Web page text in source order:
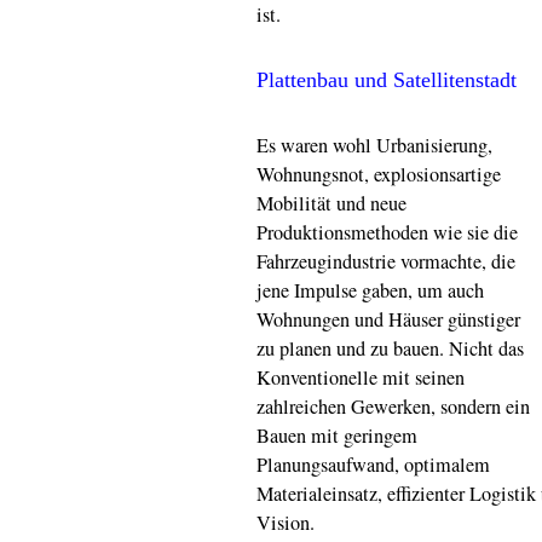
ist.
Plattenbau und Satellitenstadt
Es waren wohl Urbanisierung,
Wohnungsnot, explosionsartige
Mobilität und neue
Produktionsmethoden wie sie die
Fahrzeugindustrie vormachte, die
jene Impulse gaben, um auch
Wohnungen und Häuser günstiger
zu planen und zu bauen. Nicht das
Konventionelle mit seinen
zahlreichen Gewerken, sondern ein
Bauen mit geringem
Planungsaufwand, optimalem
Materialeinsatz, effizienter Logistik
Vision.